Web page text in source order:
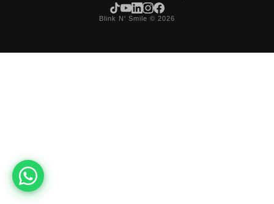
2026 © Blink N' Smile